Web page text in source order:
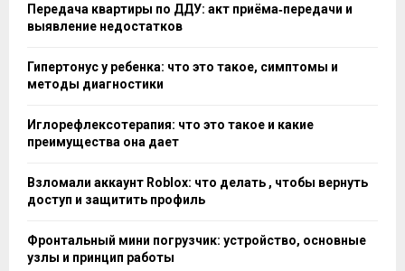
Передача квартиры по ДДУ: акт приёма‑передачи и
выявление недостатков
Гипертонус у ребенка: что это такое, симптомы и
методы диагностики
Иглорефлексотерапия: что это такое и какие
преимущества она дает
Взломали аккаунт Roblox: что делать , чтобы вернуть
доступ и защитить профиль
Фронтальный мини погрузчик: устройство, основные
узлы и принцип работы